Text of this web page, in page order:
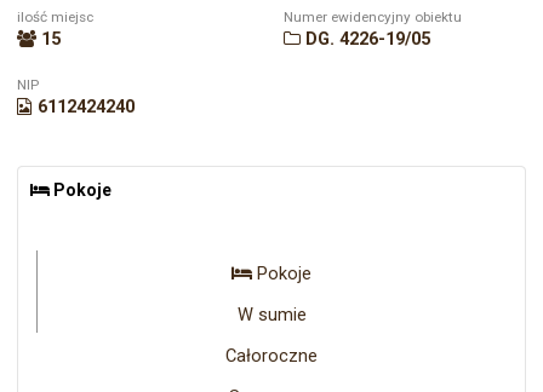
ilość miejsc
15
Numer ewidencyjny obiektu
DG. 4226-19/05
NIP
6112424240
Pokoje
Pokoje
W sumie
Całoroczne